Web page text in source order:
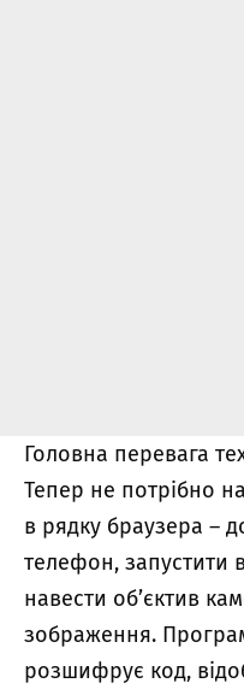
Головна перевага
Тепер не потрібно
в рядку браузера –
телефон, запустити
навести об’єктив
зображення.
розшифрує код,